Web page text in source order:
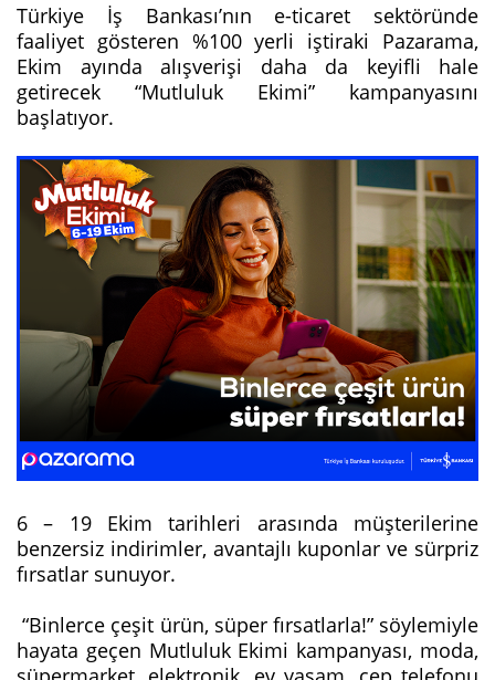
Türkiye İş Bankası’nın e-ticaret sektöründe
faaliyet gösteren %100 yerli iştiraki Pazarama,
Ekim ayında alışverişi daha da keyifli hale
getirecek “Mutluluk Ekimi” kampanyasını
başlatıyor.
6 – 19 Ekim tarihleri arasında müşterilerine
benzersiz indirimler, avantajlı kuponlar ve sürpriz
fırsatlar sunuyor.
“Binlerce çeşit ürün, süper fırsatlarla!” söylemiyle
hayata geçen Mutluluk Ekimi kampanyası, moda,